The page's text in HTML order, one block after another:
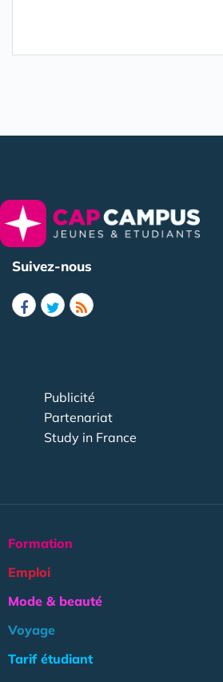
Suivez-nous
Publicité
Partenariat
Study in France
Formation
Emploi
Mode & beauté
Voyage
Tarif étudiant